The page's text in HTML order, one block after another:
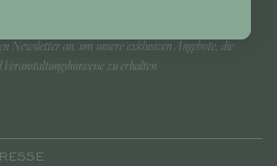
Newsletter an
Newsletter an, um unsere exklusiven Angebote, die
zu erhalten